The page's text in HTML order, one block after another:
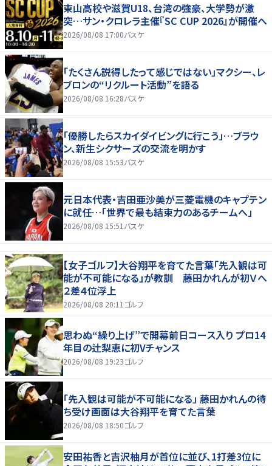
東山高校や滋賀U18、台湾の強豪、大学勢が激
突…サン・クロレラ主催『SC CUP 2026』が開催へ
2026/08/08 17:00バスケ
「たくさん説得したって感じではない」マクシー、レ
ブロンの“リクルート活動”を語る
2026/08/08 16:28バスケ
「優勝したらスカイダイビングに行こう」…ブラウ
ン、新生シクサーズの交流を明かす
2026/08/08 15:53バスケ
元日本代表・吉田亜沙美が三菱電機のキャプテン
に就任…「世界で最も結束力のあるチームへ」
2026/08/08 15:51 バスケ
【女子ゴルフ】大谷翔平を育てた言葉「先入観は可
能が不可能になる」が教訓 藤田かれんが初Ｖへ
２差４位浮上
2026/08/08 20:11 ゴルフ
思わぬ“繰り上げ”で開幕前日コース入り プロ14
年目の辻梨恵に初Vチャンス
2026/08/08 19:23ゴルフ
「先入観は可能が不可能になる」 藤田かれんの待
ち受け画面は大谷翔平を育てた言葉
2026/08/08 18:50ゴルフ
安田祐香と吉沢柚月が首位に並び、1打差3位に